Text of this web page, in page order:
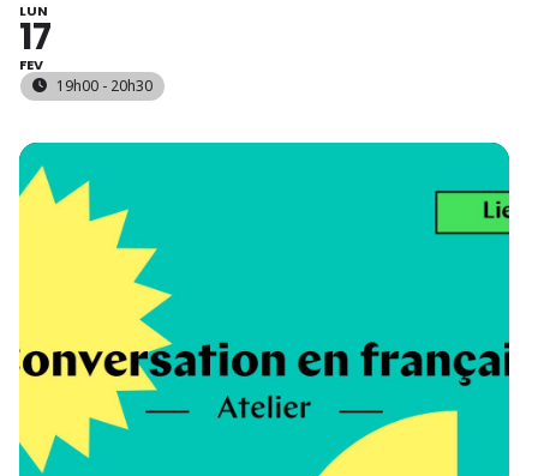
LUN
17
FEV
19h00 - 20h30